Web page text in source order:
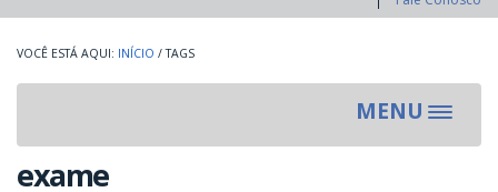
INÍCIO / TAGS
MENU
Toggle
exame